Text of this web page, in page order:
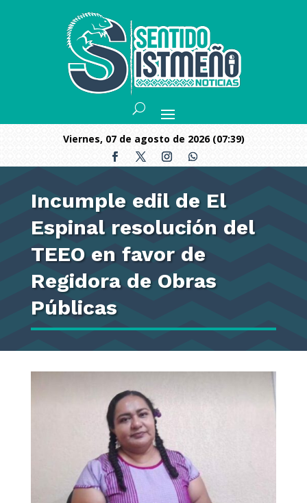
viernes, 07 de agosto de 2026 (07:39)
Incumple edil de El
Espinal resolución del
TEEO en favor de
Regidora de Obras
Públicas